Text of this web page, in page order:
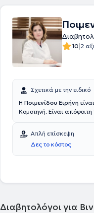
10|2
Σχετικά με την ειδικό
Η Ποιμενίδου Ειρήνη
Κομοτηνή. Είναι
και στην
Είχε εργαστεί ως
68 της Μόσχας, ενώ ήταν
φαρμακευτική κάλυψη
αγγλικά, γερμανικά και
Απλή επίσκεψη
Δες το κόστος
Διαβητολόγοι για